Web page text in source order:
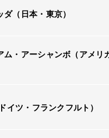
ダ（日本・東京）
ム・アーシャンボ（アメリ
イツ・フランクフルト）